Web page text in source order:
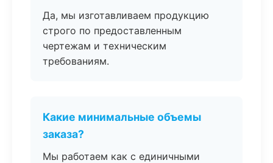
Да, мы изготавливаем продукцию
строго по предоставленным
чертежам и техническим
требованиям.
Какие минимальные объемы
заказа?
Мы работаем как с единичными